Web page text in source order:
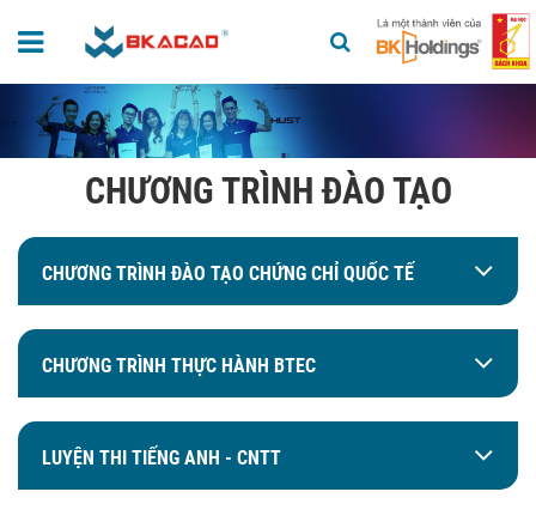
CHƯƠNG TRÌNH ĐÀO TẠO
CHƯƠNG TRÌNH ĐÀO TẠO CHỨNG CHỈ QUỐC TẾ
CHƯƠNG TRÌNH THỰC HÀNH BTEC
LUYỆN THI TIẾNG ANH - CNTT